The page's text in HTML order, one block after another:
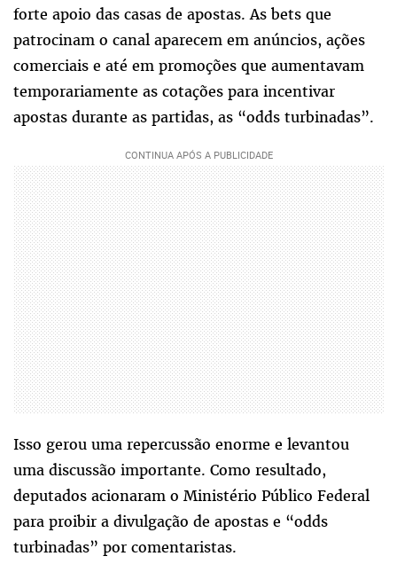
forte apoio das casas de apostas. As bets que
patrocinam o canal aparecem em anúncios, ações
comerciais e até em promoções que aumentavam
temporariamente as cotações para incentivar
apostas durante as partidas, as “odds turbinadas”.
Isso gerou uma repercussão enorme e levantou
uma discussão importante. Como resultado,
deputados acionaram o Ministério Público Federal
para proibir a divulgação de apostas e “odds
turbinadas” por comentaristas.